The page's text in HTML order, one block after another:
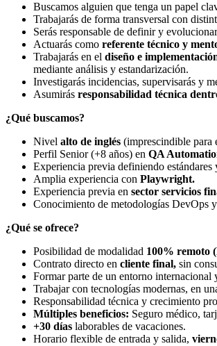
Buscamos alguien que tenga un papel
Trabajarás de forma transversal con
Serás responsable de definir y
Actuarás como referente técnico y
Trabajarás en el diseño e
mediante análisis y estandarización.
Investigarás incidencias, supervisarás y
Asumirás responsabilidad técnica
¿Qué buscamos?
Nivel alto de inglés (imprescindible para
Perfil Senior (+8 años) en QA
Experiencia previa definiendo
Amplia experiencia con Playwright.
Experiencia previa en sector servicios
Conocimiento de metodologías DevOps
¿Qué se ofrece?
Posibilidad de modalidad 100% remoto
Contrato directo en cliente final, sin
Formar parte de un entorno internacional
Trabajar con tecnologías modernas, en
Responsabilidad técnica y crecimiento
Múltiples beneficios: Seguro médico,
+30 días laborables de vacaciones.
Horario flexible de entrada y salida,